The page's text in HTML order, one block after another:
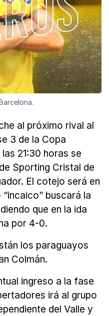
al próximo rival al
3 de la Copa
21:30 horas se
Sporting Cristal de
El cotejo será en
buscará la
que en la ida
por 4-0.
los paraguayos
Colmán.
ingreso a la fase
irá al grupo
del Valle y